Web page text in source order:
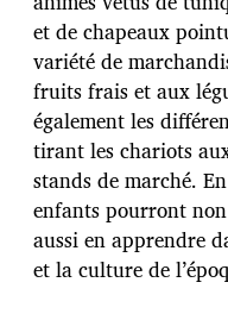
a
t
i
o
n
et de chapeaux
variété de
fruits frais et aux
également les
tirant les chariots
stands de marché.
enfants pourront non
aussi en apprendre
et la culture de